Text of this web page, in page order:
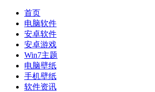
首页
电脑软件
安卓软件
安卓游戏
Win7主题
电脑壁纸
手机壁纸
软件资讯